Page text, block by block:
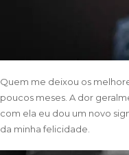
Quem me deixou os
poucos meses. A dor
com ela eu dou um novo
da minha felicidade.